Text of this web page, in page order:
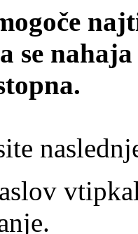
se